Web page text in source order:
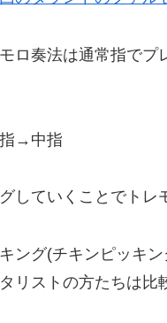
ロ奏法は通常指で
→中指
していくことでトレ
ング(チキンピッキ
リストの方たちは比